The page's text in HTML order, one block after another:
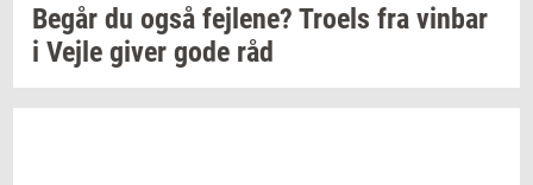
Begår du også fejl­e­ne? Tro­els fra vin­bar
i Vejle giver gode råd